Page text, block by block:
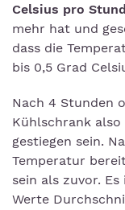
Celsius pro
mehr hat und
dass die
bis 0,5 Grad
Nach 4 Stunden
Kühlschrank
gestiegen sein.
Temperatur
sein als zuvor.
Werte